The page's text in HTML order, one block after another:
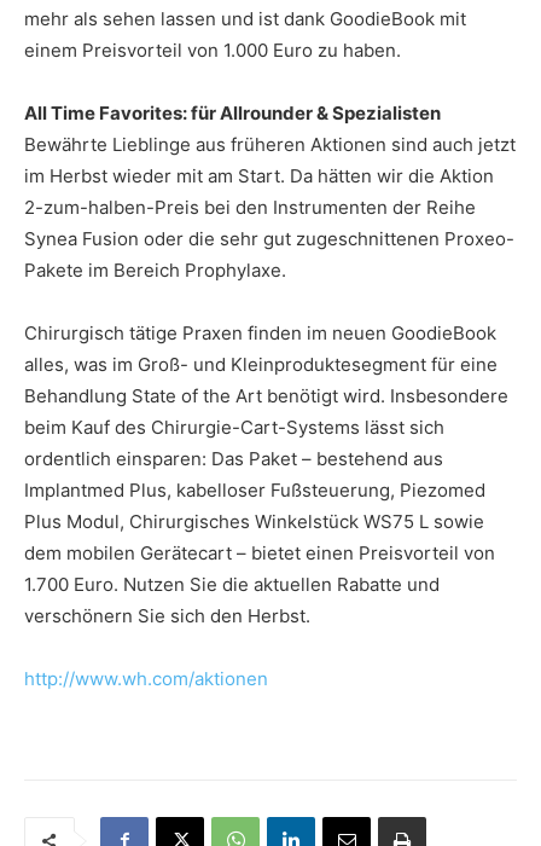
mehr als sehen lassen und ist dank GoodieBook mit
einem Preisvorteil von 1.000 Euro zu haben.
All Time Favorites: für Allrounder & Spezialisten
Bewährte Lieblinge aus früheren Aktionen sind auch jetzt
im Herbst wieder mit am Start. Da hätten wir die Aktion
2-zum-halben-Preis bei den Instrumenten der Reihe
Synea Fusion oder die sehr gut zugeschnittenen Proxeo-
Pakete im Bereich Prophylaxe.
Chirurgisch tätige Praxen finden im neuen GoodieBook
alles, was im Groß- und Kleinproduktesegment für eine
Behandlung State of the Art benötigt wird. Insbesondere
beim Kauf des Chirurgie-Cart-Systems lässt sich
ordentlich einsparen: Das Paket – bestehend aus
Implantmed Plus, kabelloser Fußsteuerung, Piezomed
Plus Modul, Chirurgisches Winkelstück WS75 L sowie
dem mobilen Gerätecart – bietet einen Preisvorteil von
1.700 Euro. Nutzen Sie die aktuellen Rabatte und
verschönern Sie sich den Herbst.
http://www.wh.com/aktionen